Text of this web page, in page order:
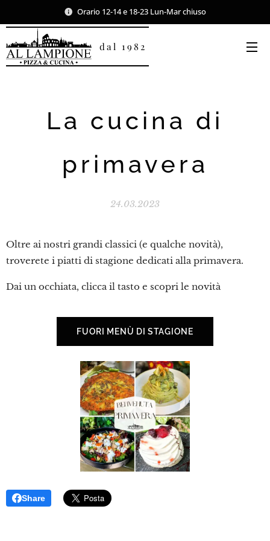
Orario 12-14 e 18-23 Lun-Mar chiuso
dal 1982
La cucina di
primavera
24.03.2023
Oltre ai nostri grandi classici (e qualche novità),
troverete i piatti di stagione dedicati alla primavera.
Dai un occhiata, clicca il tasto e scopri le novità
FUORI MENÙ DI STAGIONE
Share